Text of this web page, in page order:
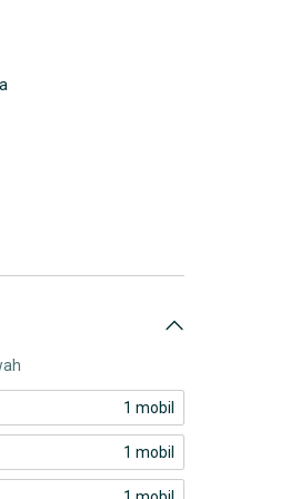
1 mobil
1 mobil